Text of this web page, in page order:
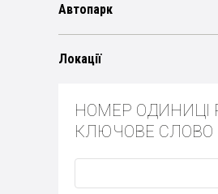
Автопарк
Локації
НОМЕР ОДИНИЦІ
КЛЮЧОВЕ СЛОВО